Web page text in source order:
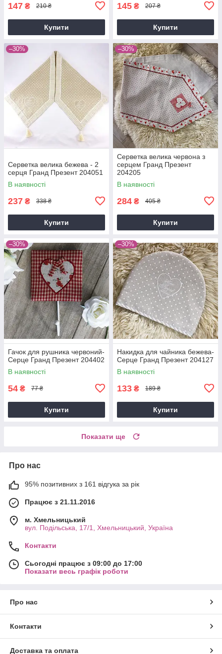
147 ₴ 210 ₴
Купити
145 ₴ 207 ₴
Купити
–30%
Серветка велика бежева - 2
серця Гранд Презент 204051
В наявності
237 ₴ 338 ₴
Купити
–30%
Серветка велика червона з
серцем Гранд Презент
204205
В наявності
284 ₴ 405 ₴
Купити
–30%
Гачок для рушника червоний-
Серце Гранд Презент 204402
В наявності
54 ₴ 77 ₴
Купити
–30%
Накидка для чайника бежева-
Серце Гранд Презент 204127
В наявності
133 ₴ 189 ₴
Купити
Показати ще
Про нас
95% позитивних з 161 відгука за рік
Працює з 21.11.2016
м. Хмельницький
вул. Подільська, 17/1, Хмельницький, Україна
Контакти
Сьогодні працює з 09:00 до 17:00
Показати весь графік роботи
Про нас
Контакти
Доставка та оплата